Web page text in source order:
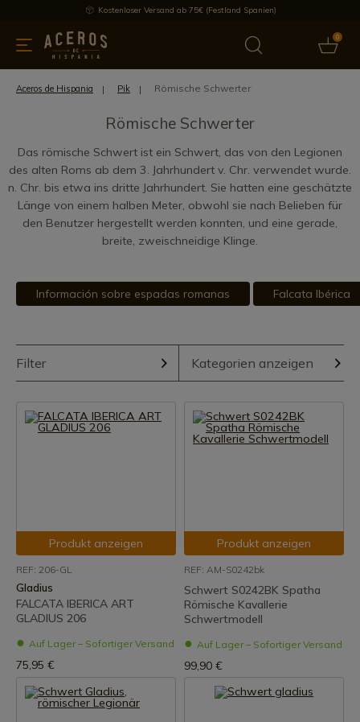
Kostenloser Versand ab 75€ (Festland Spanien)
0
Bietet Aktuelles Bestseller
Aceros de Hispania Pik Römische Schwerter
Römische Schwerter
Das römische Schwert ist ein Schwert, das von den Legionen
des alten Roms ab dem 3. Jahrhundert v. Chr. verwendet wurde.
n. Chr. bis etwa ins dritte Jahrhundert. Sie hatten eine geschätzte
Länge von einem halben Meter, obwohl sie nach Belieben für
den Benutzer hergestellt werden konnten, und eine gerade,
breite, zweischneidige Klinge.
Información sobre espadas romanas Falcata Ibérica
Filter Kategorien anzeigen
Produkt anzeigen
REF: 206-GL
Gladius
FALCATA IBERICA ART
GLADIUS 206
Auf Lager – Sofortiger Versand
75,95 €
Produkt anzeigen
REF: AM-S0242bk
Schwert S0242BK Spatha
Römische Kavallerie
Schwertmodell
Auf Lager – Sofortiger Versand
99,90 €